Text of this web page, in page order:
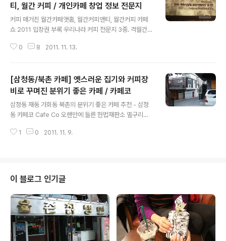
티, 월간 커피 / 개인카페 창업 정보 전문지
커피 매거진 월간카페앳홈, 월간커피앤티, 월간커피 카페
쇼 2011 입장권 부록 우리나라 커피 전문지 3종. 격월간
커피 (통권119호) 격월간 카페앳홈 올해 5월 창간. 카페앳
월간 커피. 월간 커피는 카페쇼를 주최하는 업체. 홈페이지
: coffeero.com 월간 커피 창간 10주년 특집 기사. 한국
커피시장과 우리커피리더 20인. 20인에 속한 분들은 누구
누구인지 궁금해서 펼쳐봤다. 우리시대 커피리더 20인 문
준용, 박이추, 하기, 허경택, 박정수, 이정기, 장상문, 권태
자, 허형만, 김재근, 김용덕, ..
0 8 2011. 11. 13.
[삼청동/북촌 카페] 옛스러운 집기와 커피장
비로 꾸며진 분위기 좋은 카페 / 카페코
삼청동 재동 가회동 북촌의 분위기 좋은 카페 추천 - 삼청
동 카페코 Cafe Co 오랜만에 들른 헌법재판소 옆구리의
소들은 왠만하면 고풍스러움이 묻어 있다. 부식시키거나
립 전문 핸드드립 커피점 / 카페 코 2011년 8월 8일 저기
한옥 옆에 빨간 문이 있는 오래된 양옥 건물이 카페 코. 건
물에서 이정도 연식은 매우 오래된 축에 속하지는 않는다.
비슷한 연식의 건물에 자리 하고 있는 카페로 새바람이 오
는 그늘도 있다. 빨간 문은 사용되는 목적보다는 건물 디자
인의 한 요소로서 ..
1 0 2011. 11. 9.
이 블로그 인기글